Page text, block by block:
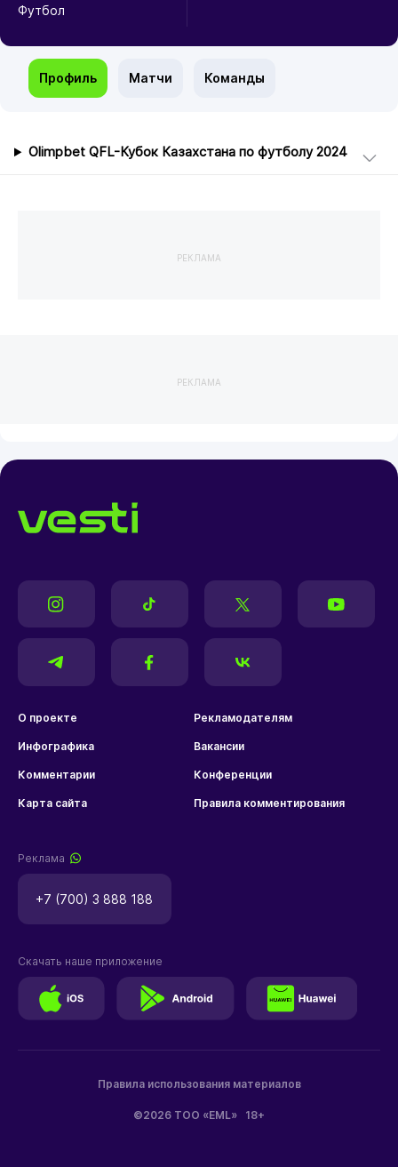
Футбол
Профиль Матчи Команды
Olimpbet QFL-Кубок Казахстана по футболу 2024
РЕКЛАМА
РЕКЛАМА
О проекте Рекламодателям
Инфографика Вакансии
Комментарии Конференции
Карта сайта Правила комментирования
Реклама
+7 (700) 3 888 188
©2026 ТОО «EML» 18+
Правила использования материалов
Скачать наше приложение